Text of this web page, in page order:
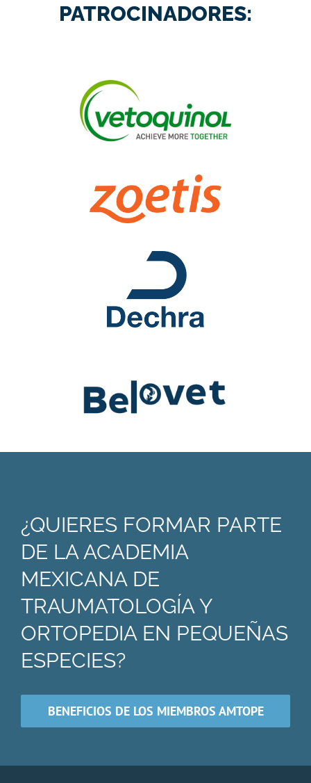
PATROCINADORES:
¿QUIERES FORMAR PARTE
DE LA ACADEMIA
MEXICANA DE
TRAUMATOLOGÍA Y
ORTOPEDIA EN PEQUEÑAS
ESPECIES?
BENEFICIOS DE LOS MIEMBROS AMTOPE